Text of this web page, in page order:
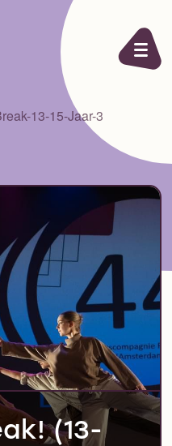
Ga naar de inhoud
13-15-Jaar-3
(13-